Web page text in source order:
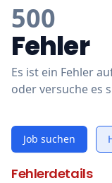
500
Fehler
Es ist ein Fehler
oder versuche es
Job suchen
Fehlerdetails